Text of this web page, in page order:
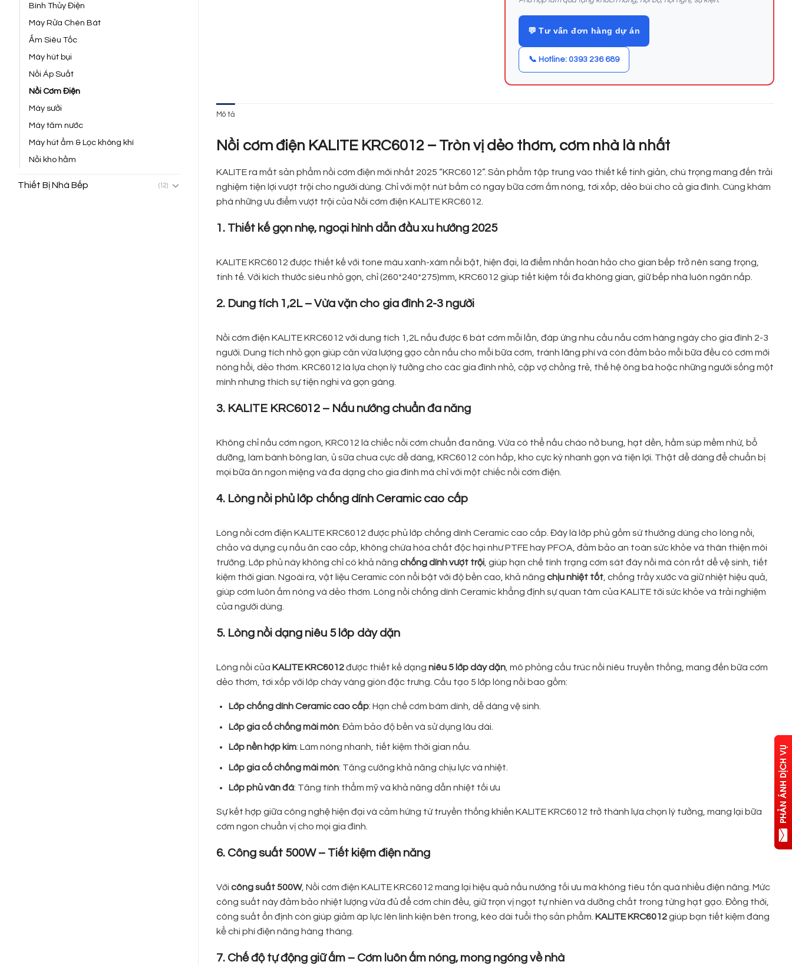
Bình Thủy Điện
Máy Rửa Chén Bát
Ấm Siêu Tốc
Máy hút bụi
Nồi Áp Suất
Nồi Cơm Điện
Máy sưởi
Máy tăm nước
Máy hút ẩm & Lọc không khí
Nồi kho hầm
Thiết Bị Nhà Bếp (12)
💬 Tư vấn đơn hàng dự án
📞 Hotline: 0393 236 689
Mô tả
Nồi cơm điện KALITE KRC6012 – Tròn vị dẻo thơm, cơm nhà là nhất
KALITE ra mắt sản phẩm nồi cơm điện mới nhất 2025 “KRC6012”. Sản phẩm tập trung vào thiết kế tinh giản, chú trọng mang đến trải
nghiệm tiện lợi vượt trội cho người dùng. Chỉ với một nút bấm có ngay bữa cơm ấm nóng, tơi xốp, dẻo bùi cho cả gia đình. Cùng khám
phá những ưu điểm vượt trội của Nồi cơm điện KALITE KRC6012.
1. Thiết kế gọn nhẹ, ngoại hình dẫn đầu xu hướng 2025
KALITE KRC6012 được thiết kế với tone màu xanh-xám nổi bật, hiện đại, là điểm nhấn hoàn hảo cho gian bếp trở nên sang trọng,
tinh tế. Với kích thước siêu nhỏ gọn, chỉ (260*240*275)mm, KRC6012 giúp tiết kiệm tối đa không gian, giữ bếp nhà luôn ngăn nắp.
2. Dung tích 1,2L – Vừa vặn cho gia đình 2-3 người
Nồi cơm điện KALITE KRC6012 với dung tích 1,2L nấu được 6 bát cơm mỗi lần, đáp ứng nhu cầu nấu cơm hàng ngày cho gia đình 2-3
người. Dung tích nhỏ gọn giúp căn vừa lượng gạo cần nấu cho mỗi bữa cơm, tránh lãng phí và còn đảm bảo mỗi bữa đều có cơm mới
nóng hổi, dẻo thơm. KRC6012 là lựa chọn lý tưởng cho các gia đình nhỏ, cặp vợ chồng trẻ, thế hệ ông bà hoặc những người sống một
mình nhưng thích sự tiện nghi và gọn gàng.
3. KALITE KRC6012 – Nấu nướng chuẩn đa năng
Không chỉ nấu cơm ngon, KRC012 là chiếc nồi cơm chuẩn đa năng. Vừa có thể nấu cháo nở bung, hạt dền, hầm súp mềm nhừ, bổ
dưỡng, làm bánh bông lan, ủ sữa chua cực dễ dàng, KRC6012 còn hấp, kho cực kỳ nhanh gọn và tiện lợi. Thật dễ dàng để chuẩn bị
mọi bữa ăn ngon miệng và đa dạng cho gia đình mà chỉ với một chiếc nồi cơm điện.
4. Lòng nồi phủ lớp chống dính Ceramic cao cấp
Lòng nồi cơm điện KALITE KRC6012 được phủ lớp chống dính Ceramic cao cấp. Đây là lớp phủ gốm sứ thường dùng cho lòng nồi,
chảo và dụng cụ nấu ăn cao cấp, không chứa hóa chất độc hại như PTFE hay PFOA, đảm bảo an toàn sức khỏe và thân thiện môi
trường. Lớp phủ này không chỉ có khả năng chống dính vượt trội , giúp hạn chế tình trạng cơm sát đáy nồi mà còn rất dễ vệ sinh, tiết
kiệm thời gian. Ngoài ra, vật liệu Ceramic còn nổi bật với độ bền cao, khả năng chịu nhiệt tốt , chống trầy xước và giữ nhiệt hiệu quả,
giúp cơm luôn ấm nóng và dẻo thơm. Lòng nồi chống dính Ceramic khẳng định sự quan tâm của KALITE tới sức khỏe và trải nghiệm
của người dùng.
5. Lòng nồi dạng niêu 5 lớp dày dặn
Lòng nồi của KALITE KRC6012được thiết kế dạng niêu 5 lớp dày dặn , mô phỏng cấu trúc nồi niêu truyền thống, mang đến bữa cơm
dẻo thơm, tơi xốp với lớp cháy vàng giòn đặc trưng. Cấu tạo 5 lớp lòng nồi bao gồm:
Lớp chống dính Ceramic cao cấp: Hạn chế cơm bám dính, dễ dàng vệ sinh.
Lớp gia cố chống mài mòn: Đảm bảo độ bền và sử dụng lâu dài.
Lớp nền hợp kim: Làm nóng nhanh, tiết kiệm thời gian nấu.
Lớp gia cố chống mài mòn: Tăng cường khả năng chịu lực và nhiệt.
Lớp phủ vân đá: Tăng tính thẩm mỹ và khả năng dẫn nhiệt tối ưu
Sự kết hợp giữa công nghệ hiện đại và cảm hứng từ truyền thống khiến KALITE KRC6012 trở thành lựa chọn lý tưởng, mang lại bữa
cơm ngon chuẩn vị cho mọi gia đình.
6. Công suất 500W – Tiết kiệm điện năng
Với công suất 500W, Nồi cơm điện KALITE KRC6012 mang lại hiệu quả nấu nướng tối ưu mà không tiêu tốn quá nhiều điện năng. Mức
công suất này đảm bảo nhiệt lượng vừa đủ để cơm chín đều, giữ trọn vị ngọt tự nhiên và dưỡng chất trong từng hạt gạo. Đồng thời,
công suất ổn định còn giúp giảm áp lực lên linh kiện bên trong, kéo dài tuổi thọ sản phẩm. KALITE KRC6012giúp bạn tiết kiệm đáng
kể chi phí điện năng hàng tháng.
7. Chế độ tự động giữ ấm – Cơm luôn ấm nóng, mong ngóng về nhà